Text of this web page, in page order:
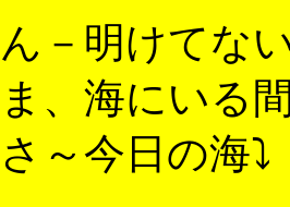
ん－明けてな
ま、海にいる
さ～今日の海⤵